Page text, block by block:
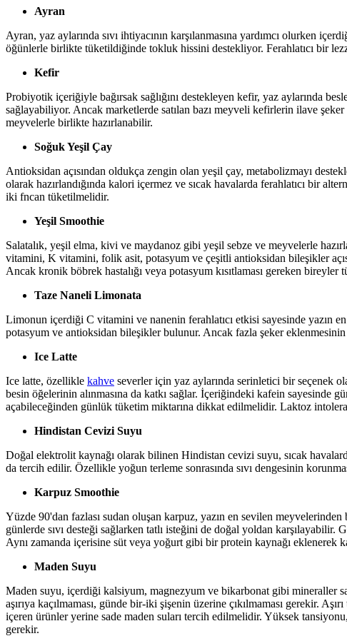
Ayran
Ayran, yaz aylarında sıvı ihtiyacının karşılanmasına yardımcı olurken
öğünlerle birlikte tüketildiğinde tokluk hissini destekliyor. Ferahlatıcı bir
Kefir
Probiyotik içeriğiyle bağırsak sağlığını destekleyen kefir, yaz aylarında
sağlayabiliyor. Ancak marketlerde satılan bazı meyveli kefirlerin ilave
meyvelerle birlikte hazırlanabilir.
Soğuk Yeşil Çay
Antioksidan açısından oldukça zengin olan yeşil çay, metabolizmayı
olarak hazırlandığında kalori içermez ve sıcak havalarda ferahlatıcı bir
iki fncan tüketilmelidir.
Yeşil Smoothie
Salatalık, yeşil elma, kivi ve maydanoz gibi yeşil sebze ve meyvelerle
vitamini, K vitamini, folik asit, potasyum ve çeşitli antioksidan bileşikler
Ancak kronik böbrek hastalığı veya potasyum kısıtlaması gereken
Taze Naneli Limonata
Limonun içerdiği C vitamini ve nanenin ferahlatıcı etkisi sayesinde yazın
potasyum ve antioksidan bileşikler bulunur. Ancak fazla şeker
Ice Latte
Ice latte, özellikle kahve severler için yaz aylarında serinletici bir seçenek
besin öğelerinin alınmasına da katkı sağlar. İçeriğindeki kafein sayesinde
açabileceğinden günlük tüketim miktarına dikkat edilmelidir. Laktoz
Hindistan Cevizi Suyu
Doğal elektrolit kaynağı olarak bilinen Hindistan cevizi suyu, sıcak
da tercih edilir. Özellikle yoğun terleme sonrasında sıvı dengesinin
Karpuz Smoothie
Yüzde 90'dan fazlası sudan oluşan karpuz, yazın en sevilen
günlerde sıvı desteği sağlarken tatlı isteğini de doğal yoldan
Aynı zamanda içerisine süt veya yoğurt gibi bir protein kaynağı eklenerek
Maden Suyu
Maden suyu, içerdiği kalsiyum, magnezyum ve bikarbonat gibi mineraller
aşırıya kaçılmaması, günde bir-iki şişenin üzerine çıkılmaması gerekir.
içeren ürünler yerine sade maden suları tercih edilmelidir. Yüksek
gerekir.